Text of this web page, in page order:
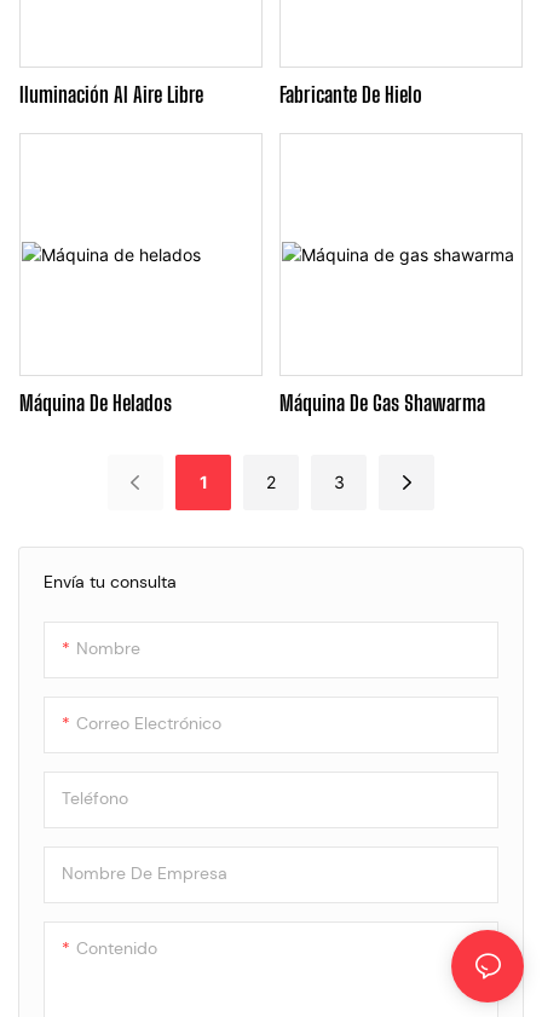
Envía tu consulta
Nombre
Correo Electrónico
Teléfono
Nombre De Empresa
Contenido
Iluminación Al Aire Libre Fabricante De Hielo
Máquina De Helados Máquina De Gas Shawarma
1 2 3